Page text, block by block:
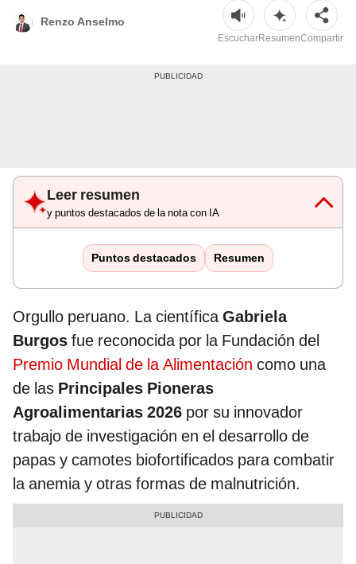
Renzo Anselmo
EscucharResumenCompartir
Leer resumen
y puntos destacados de la nota con IA
Puntos destacados Resumen
Orgullo peruano. La científicaGabriela
Burgos fue reconocida por la Fundación del
Premio Mundial de la Alimentación como una
de las Principales Pioneras
Agroalimentarias 2026 por su innovador
trabajo de investigación en el desarrollo de
papas y camotes biofortificados para combatir
la anemia y otras formas de malnutrición.